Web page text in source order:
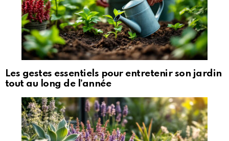
Les gestes essentiels pour entretenir son jardin
tout au long de l’année